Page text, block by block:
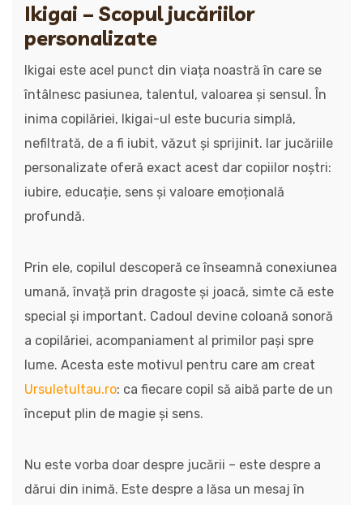
Ikigai – Scopul jucăriilor
personalizate
Ikigai este acel punct din viața noastră în care se
întâlnesc pasiunea, talentul, valoarea și sensul. În
inima copilăriei, Ikigai-ul este bucuria simplă,
nefiltrată, de a fi iubit, văzut și sprijinit. Iar jucăriile
personalizate oferă exact acest dar copiilor noștri:
iubire, educație, sens și valoare emoțională
profundă.
Prin ele, copilul descoperă ce înseamnă conexiunea
umană, învață prin dragoste și joacă, simte că este
special și important. Cadoul devine coloană sonoră
a copilăriei, acompaniament al primilor pași spre
lume. Acesta este motivul pentru care am creat
Ursuletultau.ro: ca fiecare copil să aibă parte de un
început plin de magie și sens.
Nu este vorba doar despre jucării – este despre a
dărui din inimă. Este despre a lăsa un mesaj în